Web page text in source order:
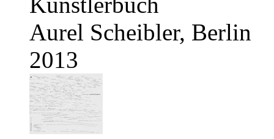
Aurel Scheibler, Berlin
2013